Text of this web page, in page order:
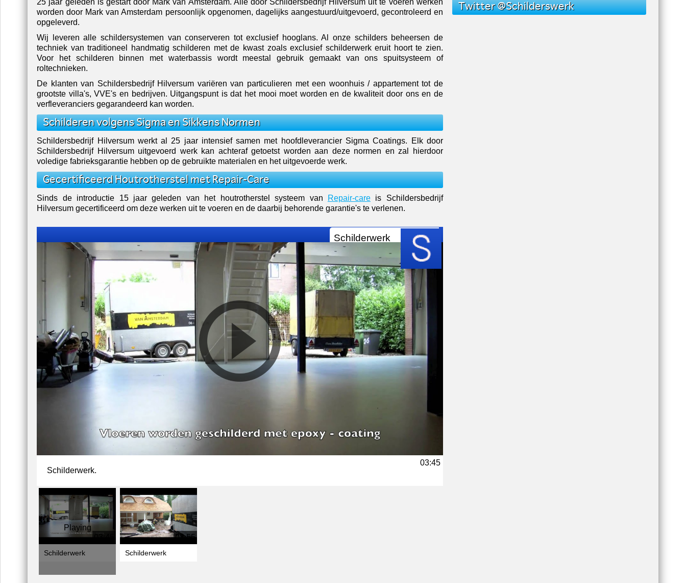
worden door Mark van Amsterdam persoonlijk opgenomen, dagelijks aangestuurd/uitgevoerd, gecontroleerd en
opgeleverd.
Wij leveren alle schildersystemen van conserveren tot exclusief hooglans. Al onze schilders beheersen de
techniek van traditioneel handmatig schilderen met de kwast zoals exclusief schilderwerk eruit hoort te zien.
Voor het schilderen binnen met waterbassis wordt meestal gebruik gemaakt van ons spuitsysteem of
roltechnieken.
De klanten van Schildersbedrijf Hilversum variëren van particulieren met een woonhuis / appartement tot de
grootste villa's, VVE's en bedrijven. Uitgangspunt is dat het mooi moet worden en de kwaliteit door ons en de
verfleveranciers gegarandeerd kan worden.
Schilderen volgens Sigma en Sikkens Normen
Schildersbedrijf Hilversum werkt al 25 jaar intensief samen met hoofdleverancier Sigma Coatings. Elk door
Schildersbedrijf Hilversum uitgevoerd werk kan achteraf getoetst worden aan deze normen en zal hierdoor
voledige fabrieksgarantie hebben op de gebruikte materialen en het uitgevoerde werk.
Gecertificeerd Houtrotherstel met Repair-Care
Sinds de introductie 15 jaar geleden van het houtrotherstel systeem van Repair-careis Schildersbedrijf
Hilversum gecertificeerd om deze werken uit te voeren en de daarbij behorende garantie's te verlenen.
Schilderwerk
03:45
Schilderwerk.
Schilderwerk
Playing
Schilderwerk
03:55
Twitter @Schilderswerk